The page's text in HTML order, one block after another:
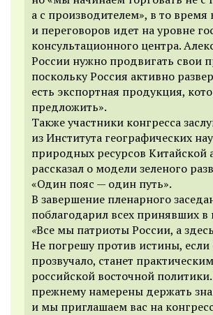
а с производителем», в то время
и переговоров идет на уровне
консультационного центра.
России нужно продвигать свои
поскольку Россия активно
есть экспортная продукция,
предложить».
Также участники конгресса
из Института географических
природных ресурсов Китайской
рассказал о модели зеленого
«Один пояс — один путь».
В завершение пленарного
поблагодарил всех принявших в
«Все мы патриоты России, а
Не погрешу против истины, если
прозвучало, станет
российской восточной
прежнему намерены держать
и мы приглашаем вас на